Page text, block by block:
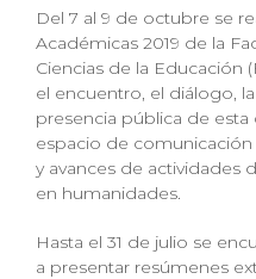
Del 7 al 9 de octubre se
Académicas 2019 de la
Ciencias de la Educación
el encuentro, el diálogo,
presencia pública de esta
espacio de
y avances de actividades
en humanidades.
Hasta el 31 de julio se
a presentar resúmenes